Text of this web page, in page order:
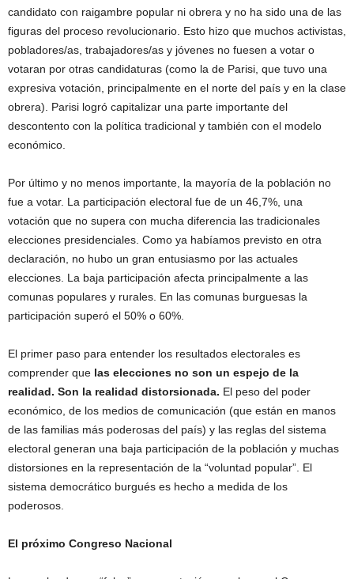
candidato con raigambre popular ni obrera y no ha sido una de las
figuras del proceso revolucionario. Esto hizo que muchos activistas,
pobladores/as, trabajadores/as y jóvenes no fuesen a votar o
votaran por otras candidaturas (como la de Parisi, que tuvo una
expresiva votación, principalmente en el norte del país y en la clase
obrera). Parisi logró capitalizar una parte importante del
descontento con la política tradicional y también con el modelo
económico.
Por último y no menos importante, la mayoría de la población no
fue a votar. La participación electoral fue de un 46,7%, una
votación que no supera con mucha diferencia las tradicionales
elecciones presidenciales. Como ya habíamos previsto en otra
declaración, no hubo un gran entusiasmo por las actuales
elecciones. La baja participación afecta principalmente a las
comunas populares y rurales. En las comunas burguesas la
participación superó el 50% o 60%.
El primer paso para entender los resultados electorales es
comprender que las elecciones no son un espejo de la
realidad. Son la realidad distorsionada. El peso del poder
económico, de los medios de comunicación (que están en manos
de las familias más poderosas del país) y las reglas del sistema
electoral generan una baja participación de la población y muchas
distorsiones en la representación de la “voluntad popular”. El
sistema democrático burgués es hecho a medida de los
poderosos.
El próximo Congreso Nacional